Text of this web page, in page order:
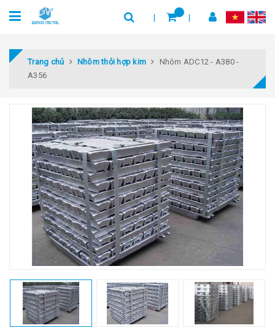
Trang chủ Nhôm thỏi hợp kim
Nhôm ADC12 - A380 -
A356